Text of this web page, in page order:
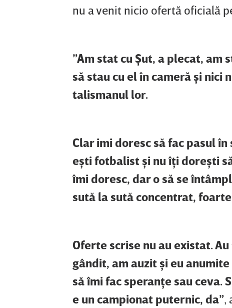
nu a venit nicio ofertă oficială
”Am stat cu Şut, a plecat, am
să stau cu el în cameră şi nici
talismanul lor.
Clar imi doresc să fac pasul
eşti fotbalist şi nu îţi doreşti
îmi doresc, dar o să se
sută la sută concentrat,
Oferte scrise nu au existat.
gândit, am auzit şi eu
să îmi fac speranţe sau ceva.
e un campionat puternic, da”,